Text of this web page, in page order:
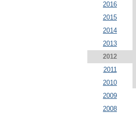
2016
2015
2014
2013
2012
2011
2010
2009
2008